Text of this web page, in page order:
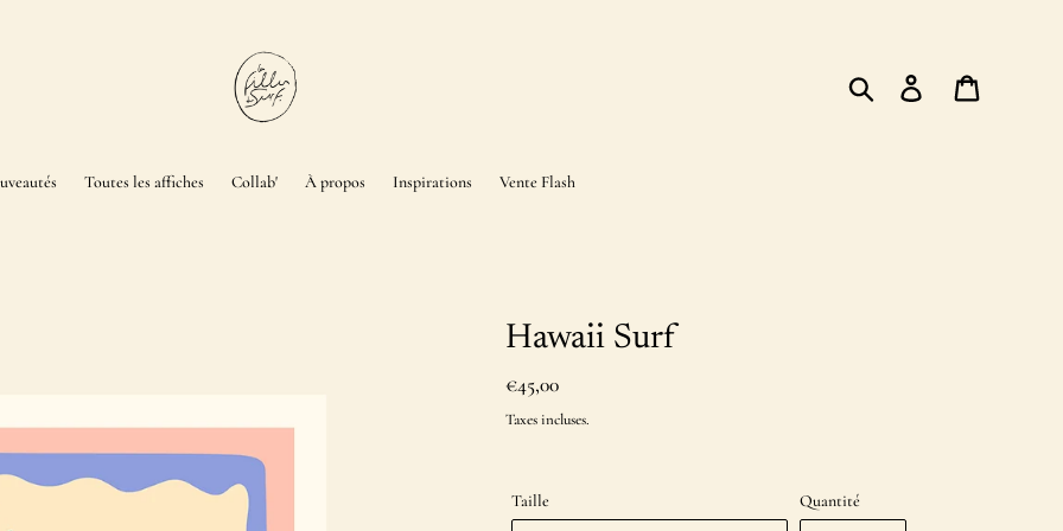
RechercherSe connecter
Toutes les affiches Collab' À propos Inspirations Vente Flash
Hawaii Surf
Prix
normal
€45,00
Taxes incluses.
Taille Quantité